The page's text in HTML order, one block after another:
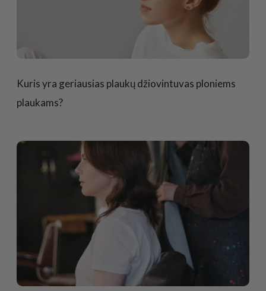
Kuris yra geriausias plaukų džiovintuvas ploniems
plaukams?